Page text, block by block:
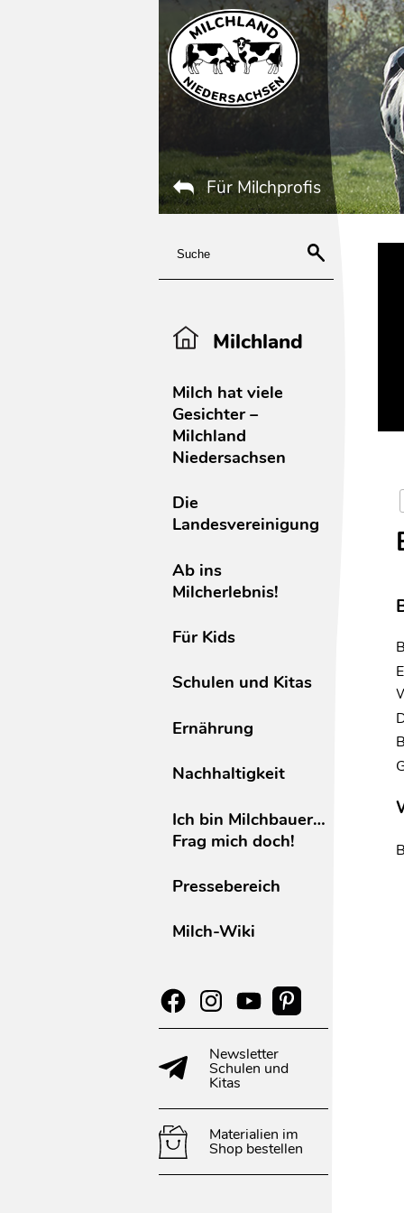
Für Milchprofis
Milchland
Milch hat viele
Gesichter –
Milchland
Niedersachsen
Die
Landesvereinigung
Ab ins
Milcherlebnis!
Für Kids
Schulen und Kitas
Ernährung
Nachhaltigkeit
Ich bin Milchbauer…
Frag mich doch!
Pressebereich
Milch-Wiki
Newsletter
Schulen und
Kitas
Materialien im
Shop bestellen